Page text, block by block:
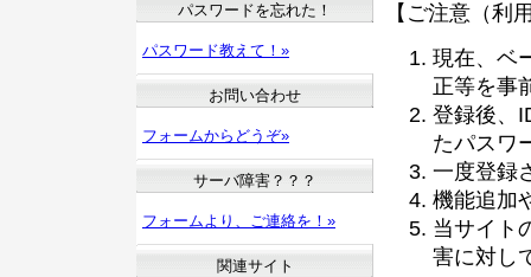
【ご注意（利
現在、ベ
正等を事
登録後、
たパスワ
一度登録
機能追加
当サイト
害に対し
パスワードを忘れた！
パスワード教えて！»
お問い合わせ
フォームからどうぞ»
サーバ障害？？？
フォームより、ご連絡を！»
関連サイト